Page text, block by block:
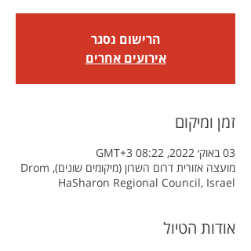
הרישום נסגר
אירועים אחרים
זמן ומיקום
03 באוק׳ 2022, 08:22 GMT‎+3‎
מועצה אזורית דרום השרון (מיקומים שונים), Drom
HaSharon Regional Council, Israel
אודות הטיול